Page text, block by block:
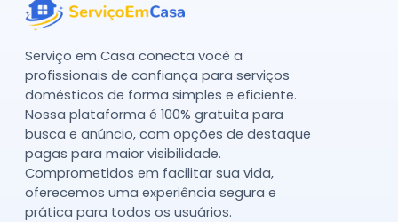
Serviço em Casa conecta você a
profissionais de confiança para serviços
domésticos de forma simples e eficiente.
Nossa plataforma é 100% gratuita para
busca e anúncio, com opções de destaque
pagas para maior visibilidade.
Comprometidos em facilitar sua vida,
oferecemos uma experiência segura e
prática para todos os usuários.